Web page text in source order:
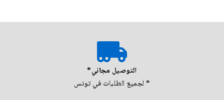
التوصيل مجاني*
* لجميع الطلبات في تونس